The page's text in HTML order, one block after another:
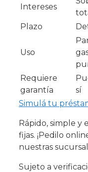
Intereses
Plazo
Uso
Requiere
garantía
sí
Simulá tu
Rápido, simple y
fijas. ¡Pedilo
nuestras
Sujeto a